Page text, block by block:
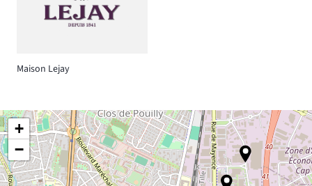
Maison Lejay
+
−